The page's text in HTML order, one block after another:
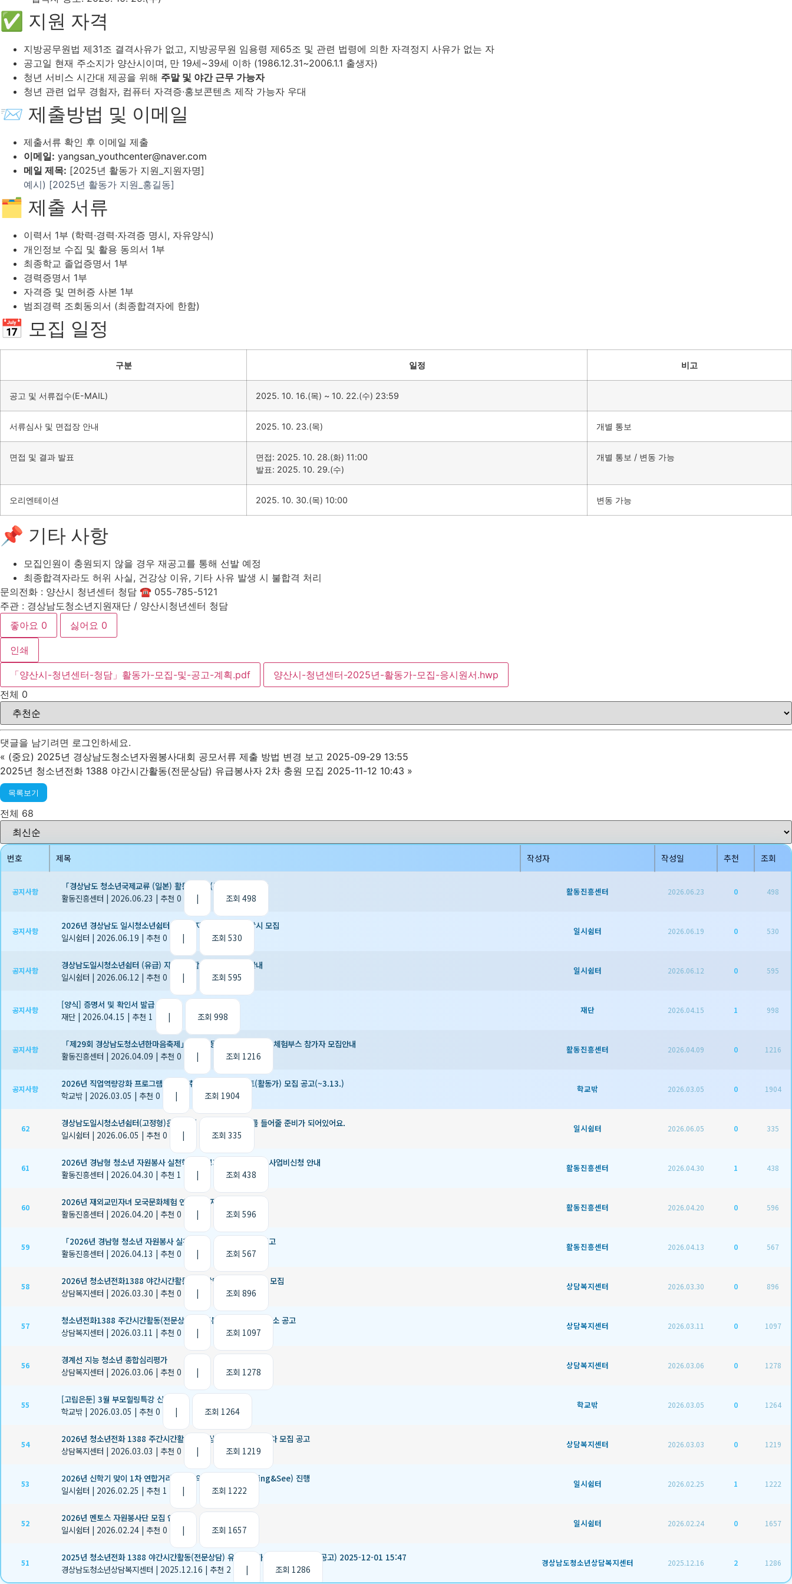
✅ 지원 자격
지방공무원법 제31조 결격사유가 없고, 지방공무원 임용령 제65조 및 관련 법령에 의한 자격정지 사유가 없는 자
공고일 현재 주소지가 양산시이며, 만 19세~39세 이하 (1986.12.31~2006.1.1 출생자)
청년 서비스 시간대 제공을 위해 주말 및 야간 근무 가능자
청년 관련 업무 경험자, 컴퓨터 자격증·홍보콘텐츠 제작 가능자 우대
📨 제출방법 및 이메일
제출서류 확인 후 이메일 제출
이메일: yangsan_youthcenter@naver.com
메일 제목: [2025년 활동가 지원_지원자명]
예시) [2025년 활동가 지원_홍길동]
🗂 제출 서류
이력서 1부 (학력·경력·자격증 명시, 자유양식)
개인정보 수집 및 활용 동의서 1부
최종학교 졸업증명서 1부
경력증명서 1부
자격증 및 면허증 사본 1부
범죄경력 조회동의서 (최종합격자에 한함)
📅 모집 일정
구분 일정 비고
공고 및 서류접수(E-MAIL) 2025. 10. 16.(목) ~ 10. 22.(수) 23:59
서류심사 및 면접장 안내 2025. 10. 23.(목) 개별 통보
면접 및 결과 발표
면접: 2025. 10. 28.(화) 11:00
발표: 2025. 10. 29.(수)
개별 통보 / 변동 가능
오리엔테이션 2025. 10. 30.(목) 10:00 변동 가능
📌 기타 사항
모집인원이 충원되지 않을 경우 재공고를 통해 선발 예정
최종합격자라도 허위 사실, 건강상 이유, 기타 사유 발생 시 불합격 처리
문의전화 : 양산시 청년센터 청담 ☎ 055-785-5121
주관 : 경상남도청소년지원재단 / 양산시청년센터 청담
좋아요 0 싫어요 0
인쇄
「양산시-청년센터-청담」활동가-모집-및-공고-계획.pdf
양산시-청년센터-2025년-활동가-모집-응시원서.hwp
전체 0
댓글을 남기려면 로그인하세요.
« (중요) 2025년 경상남도청소년자원봉사대회 공모서류 제출 방법 변경 보고 2025-09-29 13:55
2025년 청소년전화 1388 야간시간활동(전문상담) 유급봉사자 2차 충원 모집 2025-11-12 10:43 »
목록보기
전체 68
번호 제목 작성자 작성일 추천 조회
공지사항
「경상남도 청소년국제교류 (일본) 활동지도자(통역)」모집 공고
활동진흥센터 | 2026.06.23 | 추천 0 | 조회 498
활동진흥센터 2026.06.23 0 498
공지사항
2026년 경상남도 일시청소년쉼터 (유급) 자원봉사 활동가 상시 모집
일시쉼터 | 2026.06.19 | 추천 0 | 조회 530
일시쉼터 2026.06.19 0 530
공지사항
경상남도일시청소년쉼터 (유급) 자원봉사활동가 추가 모집 안내
일시쉼터 | 2026.06.12 | 추천 0 | 조회 595
일시쉼터 2026.06.12 0 595
공지사항
[양식] 증명서 및 확인서 발급 신청서
재단 | 2026.04.15 | 추천 1 | 조회 998
재단 2026.04.15 1 998
공지사항
「제29회 경상남도청소년한마음축제」청소년동아리 경연대회 및 체험부스 참가자 모집안내
활동진흥센터 | 2026.04.09 | 추천 0 | 조회 1216
활동진흥센터 2026.04.09 0 1216
공지사항
2026년 직업역량강화 프로그램 및 자립취업지원서비스 멘토(활동가) 모집 공고(~3.13.)
학교밖 | 2026.03.05 | 추천 0 | 조회 1904
학교밖 2026.03.05 0 1904
62
경상남도일시청소년쉼터(고정형)은 365일 여러분의 이야기를 들어줄 준비가 되어있어요.
일시쉼터 | 2026.06.05 | 추천 0 | 조회 335
일시쉼터 2026.06.05 0 335
61
2026년 경남형 청소년 자원봉사 실천학교 운영기관 선정결과 및 사업비신청 안내
활동진흥센터 | 2026.04.30 | 추천 1 | 조회 438
활동진흥센터 2026.04.30 1 438
60
2026년 재외교민자녀 모국문화체험 연수 참가자 모집
활동진흥센터 | 2026.04.20 | 추천 0 | 조회 596
활동진흥센터 2026.04.20 0 596
59
「2026년 경남형 청소년 자원봉사 실천학교」 운영학교 모집 공고
활동진흥센터 | 2026.04.13 | 추천 0 | 조회 567
활동진흥센터 2026.04.13 0 567
58
2026년 청소년전화1388 야간시간활동 전화상담원(시급제) 2차 모집
상담복지센터 | 2026.03.30 | 추천 0 | 조회 896
상담복지센터 2026.03.30 0 896
57
청소년전화1388 주간시간활동(전문상담) 유급봉사자 1차 모집 취소 공고
상담복지센터 | 2026.03.11 | 추천 0 | 조회 1097
상담복지센터 2026.03.11 0 1097
56
경계선 지능 청소년 종합심리평가
상담복지센터 | 2026.03.06 | 추천 0 | 조회 1278
상담복지센터 2026.03.06 0 1278
55
[고립은둔] 3월 부모힐링특강 신청 안내
학교밖 | 2026.03.05 | 추천 0 | 조회 1264
학교밖 2026.03.05 0 1264
54
2026년 청소년전화 1388 주간시간활동(전문상담) 유급봉사자 1차 모집 공고
상담복지센터 | 2026.03.03 | 추천 0 | 조회 1219
상담복지센터 2026.03.03 0 1219
53
2026년 신학기 맞이 1차 연합거리상담 너의 시작을 ‘봄’ (Spring&See) 진행
일시쉼터 | 2026.02.25 | 추천 1 | 조회 1222
일시쉼터 2026.02.25 1 1222
52
2026년 멘토스 자원봉사단 모집 안내
일시쉼터 | 2026.02.24 | 추천 0 | 조회 1657
일시쉼터 2026.02.24 0 1657
51
2025년 청소년전화 1388 야간시간활동(전문상담) 유급봉사자 2차 충원 모집(재공고) 2025-12-01 15:47
경상남도청소년상담복지센터 | 2025.12.16 | 추천 2 | 조회 1286
경상남도청소년상담복지센터 2025.12.16 2 1286